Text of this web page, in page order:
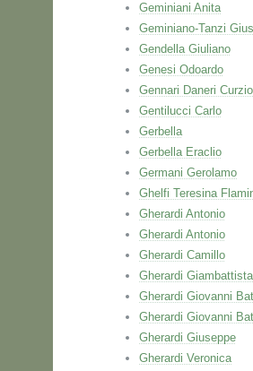
Geminiani Anita
Geminiano-Tanzi
Gendella Giuliano
Genesi Odoardo
Gennari Daneri Curzio
Gentilucci Carlo
Gerbella
Gerbella Eraclio
Germani Gerolamo
Ghelfi Teresina
Gherardi Antonio
Gherardi Antonio
Gherardi Camillo
Gherardi Giambattista
Gherardi Giovanni
Gherardi Giovanni
Gherardi Giuseppe
Gherardi Veronica